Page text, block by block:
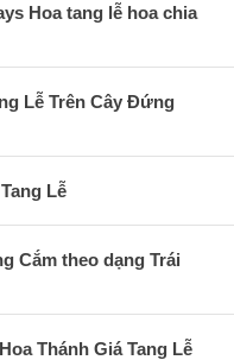
Hoa tang lễ hoa chia
Lễ Trên Cây Đứng
Lễ
Cắm theo dạng Trái
Thánh Giá Tang Lễ